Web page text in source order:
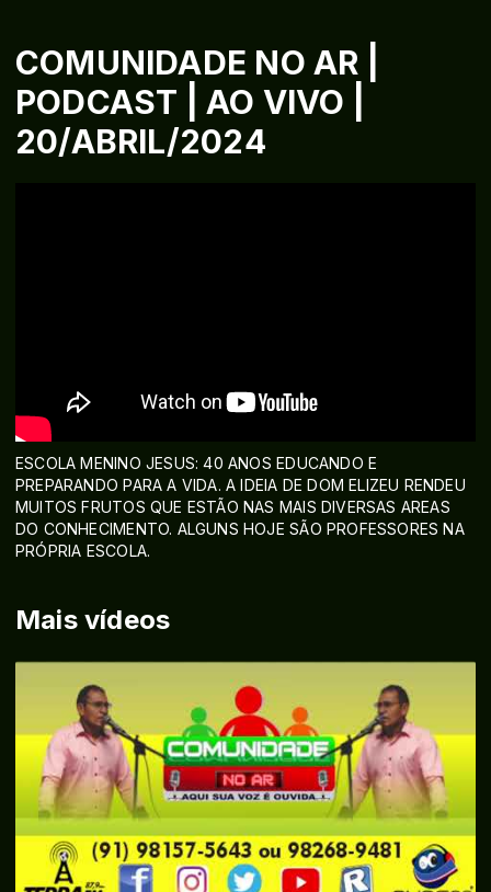
COMUNIDADE NO AR |
PODCAST | AO VIVO |
20/ABRIL/2024
Mais vídeos
ESCOLA MENINO JESUS: 40 ANOS EDUCANDO E
PREPARANDO PARA A VIDA. A IDEIA DE DOM ELIZEU RENDEU
MUITOS FRUTOS QUE ESTÃO NAS MAIS DIVERSAS AREAS
DO CONHECIMENTO. ALGUNS HOJE SÃO PROFESSORES NA
PRÓPRIA ESCOLA.